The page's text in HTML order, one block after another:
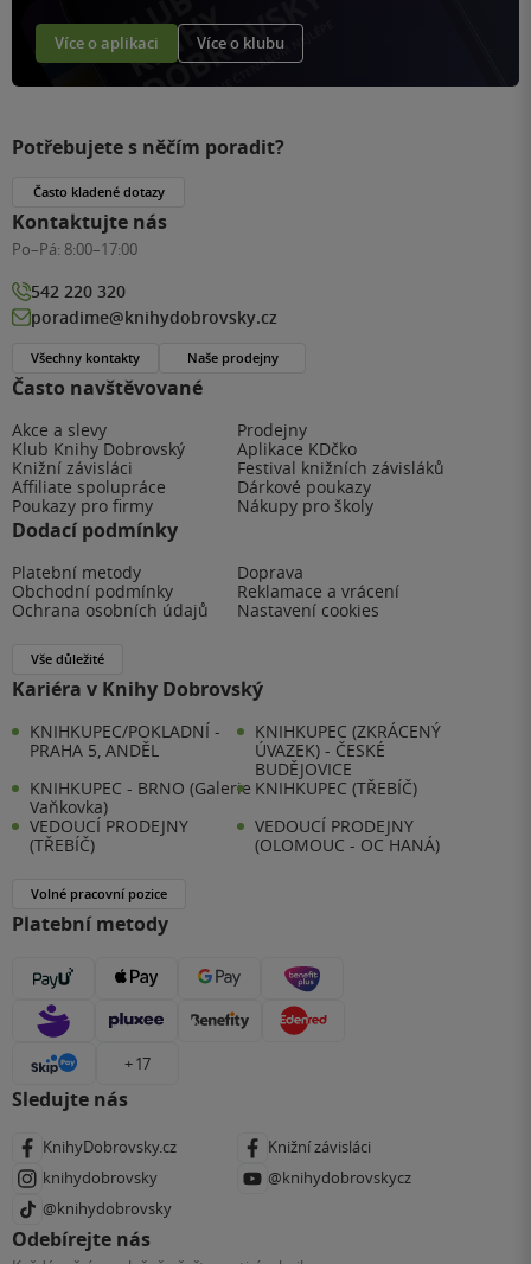
Více o aplikaci Více o klubu
Často navštěvované
Akce a slevy
Prodejny
Klub Knihy Dobrovský
Aplikace KDčko
Knižní závisláci
Festival knižních závisláků
Affiliate spolupráce
Dárkové poukazy
Poukazy pro firmy
Nákupy pro školy
Dodací podmínky
Platební metody
Doprava
Obchodní podmínky
Reklamace a vrácení
Ochrana osobních údajů
Nastavení cookies
Vše důležité
Kariéra v Knihy Dobrovský
KNIHKUPEC/POKLADNÍ -
PRAHA 5, ANDĚL
KNIHKUPEC (ZKRÁCENÝ
ÚVAZEK) - ČESKÉ
BUDĚJOVICE
KNIHKUPEC - BRNO (Galerie
Vaňkovka)
KNIHKUPEC (TŘEBÍČ)
VEDOUCÍ PRODEJNY
(TŘEBÍČ)
VEDOUCÍ PRODEJNY
(OLOMOUC - OC HANÁ)
Volné pracovní pozice
Platební metody
+ 17
Sledujte nás
KnihyDobrovsky.cz
Knižní závisláci
knihydobrovsky
@knihydobrovskycz
@knihydobrovsky
Odebírejte nás
Potřebujete s něčím poradit?
Často kladené dotazy
Kontaktujte nás
Po–Pá: 8:00–17:00
542 220 320
poradime@knihydobrovsky.cz
Všechny kontakty Naše prodejny